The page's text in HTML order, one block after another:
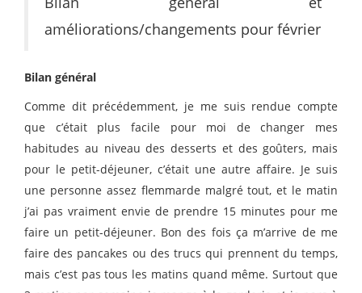
améliorations/changements pour février
Bilan général
Comme dit précédemment, je me suis rendue compte
que c’était plus facile pour moi de changer mes
habitudes au niveau des desserts et des goûters, mais
pour le petit-déjeuner, c’était une autre affaire. Je suis
une personne assez flemmarde malgré tout, et le matin
j’ai pas vraiment envie de prendre 15 minutes pour me
faire un petit-déjeuner. Bon des fois ça m’arrive de me
faire des pancakes ou des trucs qui prennent du temps,
mais c’est pas tous les matins quand même. Surtout que